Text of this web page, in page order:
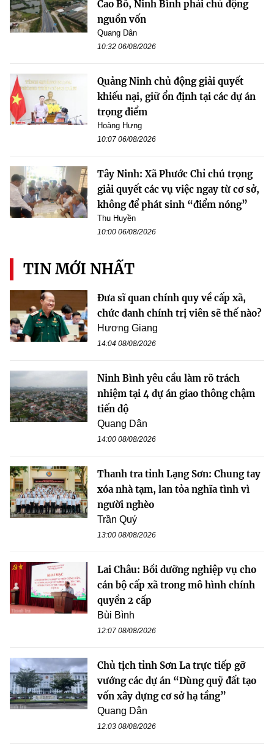
Cao Bồ, Ninh Bình phải chủ động
nguồn vốn
Quang Dân
10:32 06/08/2026
Quảng Ninh chủ động giải quyết
khiếu nại, giữ ổn định tại các dự án
trọng điểm
Hoàng Hưng
10:07 06/08/2026
Tây Ninh: Xã Phước Chỉ chú trọng
giải quyết các vụ việc ngay từ cơ sở,
không để phát sinh “điểm nóng”
Thu Huyền
10:00 06/08/2026
TIN MỚI NHẤT
Đưa sĩ quan chính quy về cấp xã,
chức danh chính trị viên sẽ thế nào?
Hương Giang
14:04 08/08/2026
Ninh Bình yêu cầu làm rõ trách
nhiệm tại 4 dự án giao thông chậm
tiến độ
Quang Dân
14:00 08/08/2026
Thanh tra tỉnh Lạng Sơn: Chung tay
xóa nhà tạm, lan tỏa nghĩa tình vì
người nghèo
Trần Quý
13:00 08/08/2026
Lai Châu: Bồi dưỡng nghiệp vụ cho
cán bộ cấp xã trong mô hình chính
quyền 2 cấp
Bùi Bình
12:07 08/08/2026
Chủ tịch tỉnh Sơn La trực tiếp gỡ
vướng các dự án “Dùng quỹ đất tạo
vốn xây dựng cơ sở hạ tầng”
Quang Dân
12:03 08/08/2026